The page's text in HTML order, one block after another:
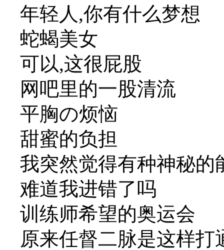
年轻人,你有什么梦想
蛇蝎美女
可以,这很屁股
网吧里的一股清流
平胸の烦恼
甜蜜的负担
我突然觉得有种神秘的
难道我进错了吗
训练师希望的奥运会
原来任督二脉是这样打